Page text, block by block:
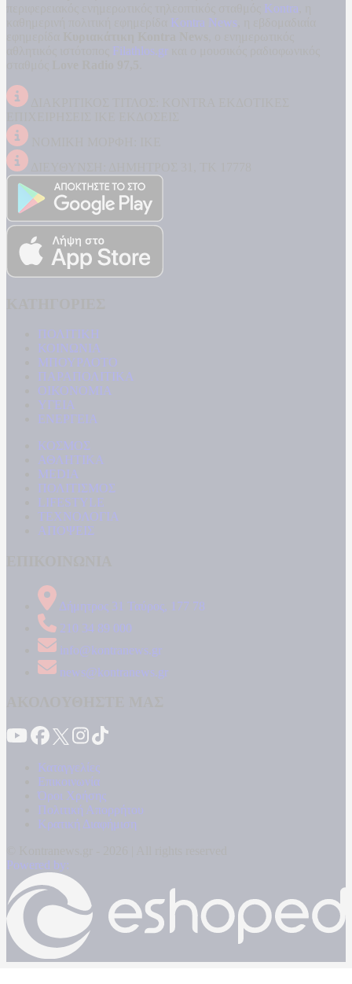
Kontra
Kontra News
Filathlos.gr
ΠΟΛΙΤΙΚΗ
ΚΟΙΝΩΝΙΑ
ΜΠΟΥΡΛΟΤΟ
ΠΑΡΑΠΟΛΙΤΙΚΑ
ΟΙΚΟΝΟΜΙΑ
ΥΓΕΙΑ
ΕΝΕΡΓΕΙΑ
ΚΟΣΜΟΣ
ΑΘΛΗΤΙΚΑ
MEDIA
ΠΟΛΙΤΙΣΜΟΣ
LIFESTYLE
ΤΕΧΝΟΛΟΓΙΑ
ΑΠΟΨΕΙΣ
Δήμητρος 31 Ταύρος, 177 78
210 34 89 000
info@kontranews.gr
news@kontranews.gr
Καταγγελίες
Επικοινωνία
Όροι Χρήσης
Πολιτική Απορρήτου
Κρατική Διαφήμιση
Powered by: